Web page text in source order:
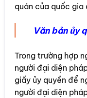
quán của quốc gia
Văn bản ủy
Trong trường hợp
người đại diện
giấy ủy quyền để
người đại diện